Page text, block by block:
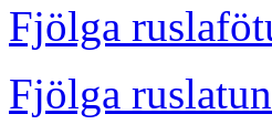
Fjölga
Fjölga